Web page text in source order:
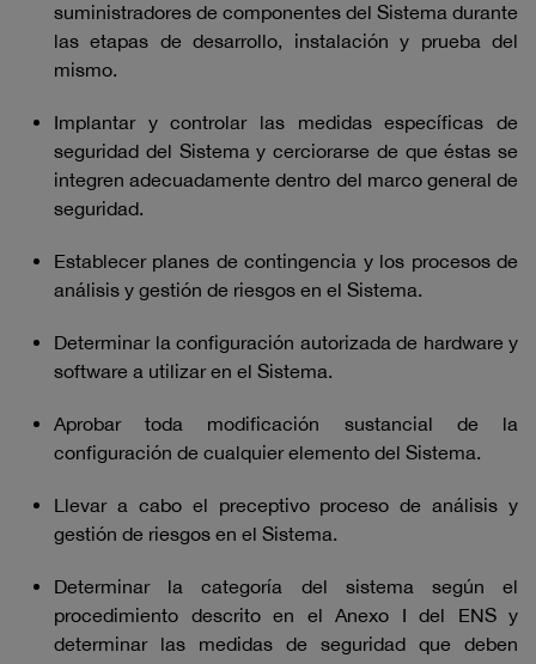
suministradores de componentes del Sistema durante
las etapas de desarrollo, instalación y prueba del
mismo.
Implantar y controlar las medidas específicas de
seguridad del Sistema y cerciorarse de que éstas se
integren adecuadamente dentro del marco general de
seguridad.
Establecer planes de contingencia y los procesos de
análisis y gestión de riesgos en el Sistema.
Determinar la configuración autorizada de hardware y
software a utilizar en el Sistema.
Aprobar toda modificación sustancial de la
configuración de cualquier elemento del Sistema.
Llevar a cabo el preceptivo proceso de análisis y
gestión de riesgos en el Sistema.
Determinar la categoría del sistema según el
procedimiento descrito en el Anexo I del ENS y
determinar las medidas de seguridad que deben